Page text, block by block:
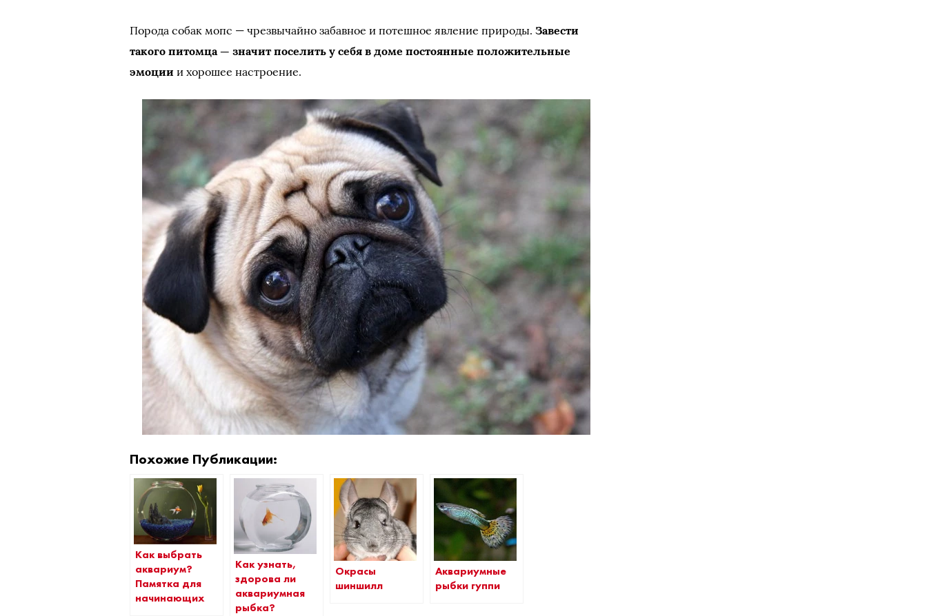
Порода собак мопс — чрезвычайно забавное и потешное явление природы.Завести
такого питомца — значит поселить у себя в доме постоянные положительные
эмоции и хорошее настроение.
Похожие Публикации:
Как выбрать
аквариум?
Памятка для
начинающих
Как узнать,
здорова ли
аквариумная
рыбка?
Окрасы
шиншилл
Аквариумные
рыбки гуппи